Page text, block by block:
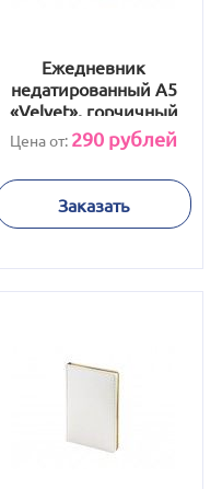
Ежедневник
недатированный А5
«Velvet», горчичный
Цена от: 290 рублей
Заказать